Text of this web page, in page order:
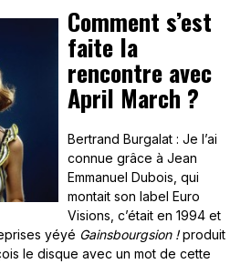
Comment s’est
faite la
rencontre avec
April March ?
Bertrand Burgalat : Je l’ai
connue grâce à Jean
Emmanuel Dubois, qui
montait son label Euro
Visions, c’était en 1994 et
yéyé Gainsbourgsion !produit
le disque avec un mot de cette